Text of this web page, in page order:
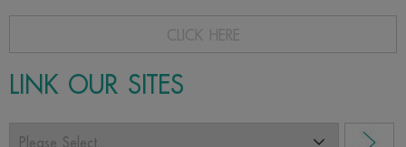
CLICK HERE
LINK OUR SITES